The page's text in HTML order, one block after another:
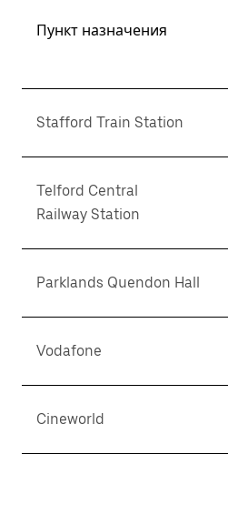
Пункт назначения
Stafford Train Station
Telford Central
Railway Station
Parklands Quendon Hall
Vodafone
Cineworld